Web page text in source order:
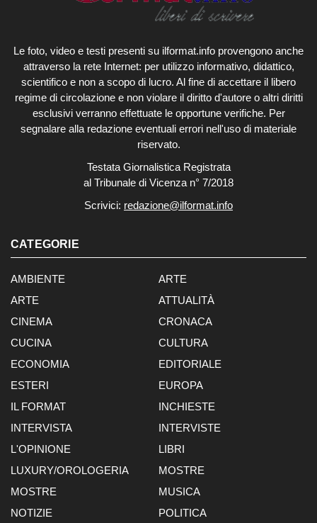
Le foto, video e testi presenti su ilformat.info provengono anche
attraverso la rete Internet: per utilizzo informativo, didattico,
scientifico e non a scopo di lucro. Al fine di accettare il libero
regime di circolazione e non violare il diritto d'autore o altri diritti
esclusivi verranno effettuate le opportune verifiche. Per
segnalare alla redazione eventuali errori nell'uso di materiale
riservato.
Testata Giornalistica Registrata
al Tribunale di Vicenza n° 7/2018
Scrivici: redazione@ilformat.info
CATEGORIE
AMBIENTE
ARTE
ARTE
ATTUALITÀ
CINEMA
CRONACA
CUCINA
CULTURA
ECONOMIA
EDITORIALE
ESTERI
EUROPA
IL FORMAT
INCHIESTE
INTERVISTA
INTERVISTE
L'OPINIONE
LIBRI
LUXURY/OROLOGERIA
MOSTRE
MOSTRE
MUSICA
NOTIZIE
POLITICA